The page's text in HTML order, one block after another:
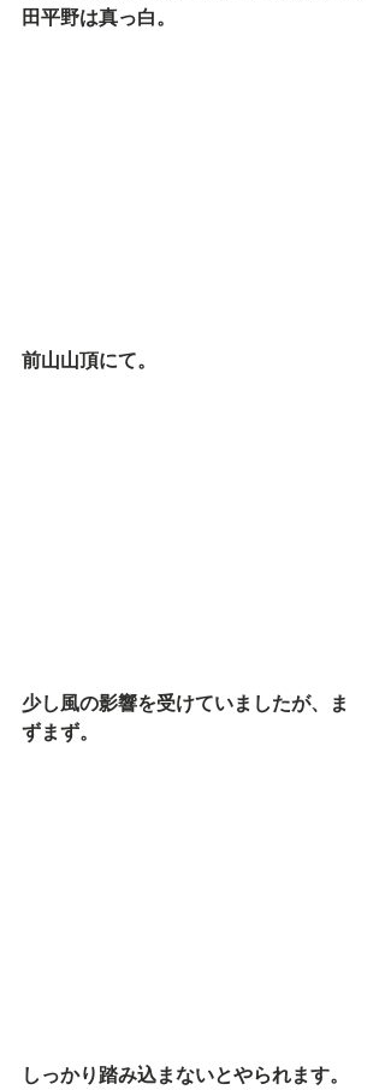
田平野は真っ白。
前山山頂にて。
少し風の影響を受けていましたが、ま
ずまず。
しっかり踏み込まないとやられます。